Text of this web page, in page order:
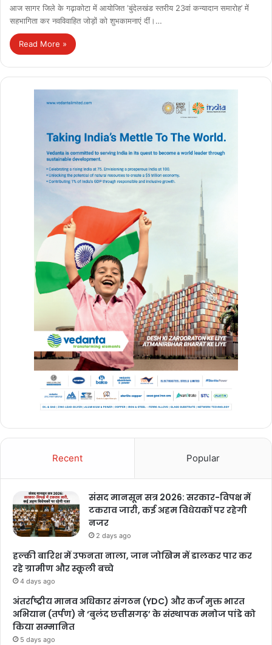
आज सागर जिले के गढ़ाकोटा में आयोजित ‘बुंदेलखंड स्तरीय 23वां कन्यादान समारोह’ में
सहभागिता कर नवविवाहित जोड़ों को शुभकामनाएं दीं।…
Read More »
Recent Popular
संसद मानसून सत्र 2026: सरकार-विपक्ष में
टकराव जारी, कई अहम विधेयकों पर रहेगी
नजर
2 days ago
हल्की बारिश में उफनता नाला, जान जोखिम में डालकर पार कर
रहे ग्रामीण और स्कूली बच्चे
4 days ago
अंतर्राष्ट्रीय मानव अधिकार संगठन (YDC) और कर्ज मुक्त भारत
अभियान (तर्पण) ने ‘बुलंद छत्तीसगढ़’ के संस्थापक मनोज पांडे को
किया सम्मानित
5 days ago